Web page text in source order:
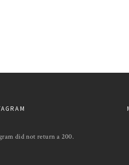
did not return a 200.